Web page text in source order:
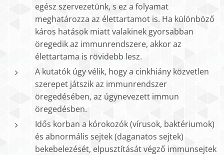
egész szervezetünk, s ez a folyamat
meghatározza az élettartamot is. Ha különböző
káros hatások miatt valakinek gyorsabban
öregedik az immunrendszere, akkor az
élettartama is rövidebb lesz.
A kutatók úgy vélik, hogy a cinkhiány közvetlen
szerepet játszik az immunrendszer
öregedésében, az úgynevezett immun
öregedésben.
Idős korban a kórokozók (vírusok, baktériumok)
és abnormális sejtek (daganatos sejtek)
bekebelezését, elpusztítását végző immunsejtek